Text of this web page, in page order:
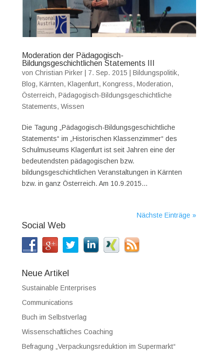
Moderation der Pädagogisch-
Bildungsgeschichtlichen Statements III
von Christian Pirker| 7. Sep. 2015 | Bildungspolitik,
Blog, Kärnten, Klagenfurt, Kongress, Moderation,
Österreich, Pädagogisch-Bildungsgeschichtliche
Statements, Wissen
Die Tagung „Pädagogisch-Bildungsgeschichtliche
Statements“ im „Historischen Klassenzimmer“ des
Schulmuseums Klagenfurt ist seit Jahren eine der
bedeutendsten pädagogischen bzw.
bildungsgeschichtlichen Veranstaltungen in Kärnten
bzw. in ganz Österreich. Am 10.9.2015...
Nächste Einträge »
Social Web
Neue Artikel
Sustainable Enterprises
Communications
Buch im Selbstverlag
Wissenschaftliches Coaching
Befragung „Verpackungsreduktion im Supermarkt“